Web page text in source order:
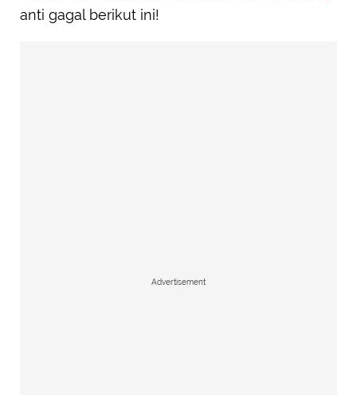
anti gagal berikut ini!
Advertisement